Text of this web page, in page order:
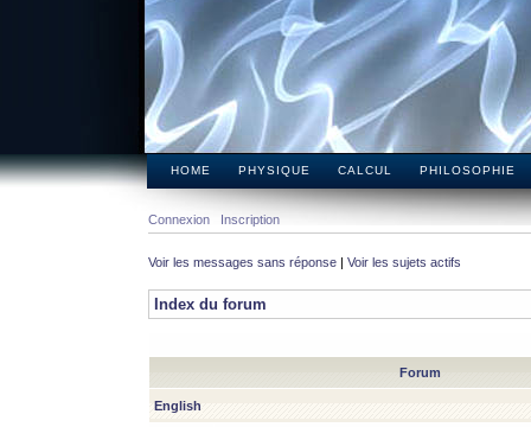
HOME PHYSIQUE CALCUL PHILOSOPHIE
Connexion Inscription
Voir les messages sans réponse | Voir les sujets actifs
Index du forum
Forum
English